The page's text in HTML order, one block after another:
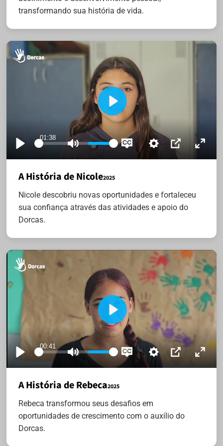
transformando sua história de vida.
Play
01:38
Mute
Disable
Settings
PIP
Meu nome é Nicole, eu tenho 13 anos,
Play
A História de Nicole2025
Nicole descobriu novas oportunidades e fortaleceu
sua confiança através das atividades e apoio do
Dorcas.
00:41
Mute
Disable
Settings
Meu nome é Rebeca, tenho 14 anos, estou no projeto há um ano,
e sou de Almirante Tamandaré.
Play
A História de Rebeca2025
Rebeca transformou seus desafios em
oportunidades de crescimento com o auxílio do
Dorcas.